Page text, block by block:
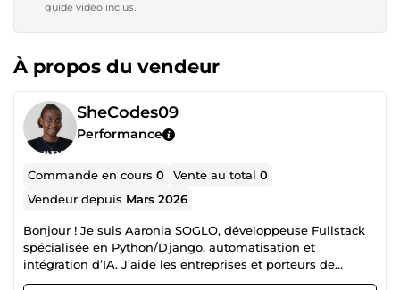
guide vidéo inclus.
À propos du vendeur
SheCodes09
Performance
Commande en cours0 Vente au total0
Vendeur depuis Mars 2026
Bonjour ! Je suis Aaronia SOGLO, développeuse Fullstack
spécialisée en Python/Django, automatisation et
intégration d’IA. J’aide les entreprises et porteurs de
projets à transformer leurs idées en solutions digitales